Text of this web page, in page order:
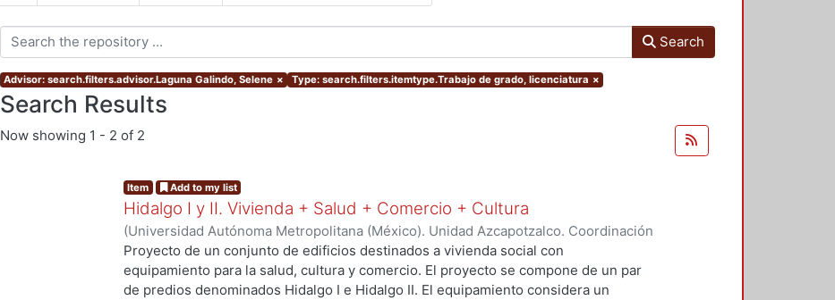
Search
Advisor: search.filters.advisor.Laguna Galindo, Selene × Type: search.filters.itemtype.Trabajo de grado, licenciatura ×
Search Results
Now showing 1 - 2 of 2
Item Add to my list
Hidalgo I y II. Vivienda + Salud + Comercio + Cultura
(Universidad Autónoma Metropolitana (México). Unidad Azcapotzalco. Coordinación
de Servicios de Información.,2023-10)Escalona Rivero, Yesenia; Salvador Ramírez,
Raymundo David
Proyecto de un conjunto de edificios destinados a vivienda social con
equipamiento para la salud, cultura y comercio. El proyecto se compone de un par
de predios denominados Hidalgo I e Hidalgo II. El equipamiento considera un